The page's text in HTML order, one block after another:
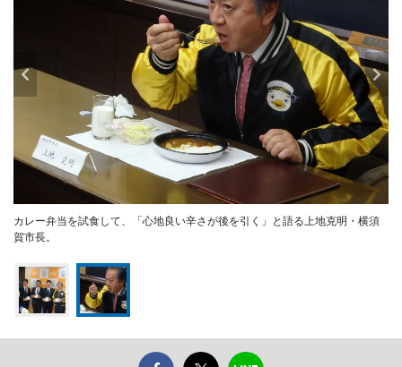
カレー弁当を試食して、「心地良い辛さが後を引く」と語る上地克明・横須
賀市長。